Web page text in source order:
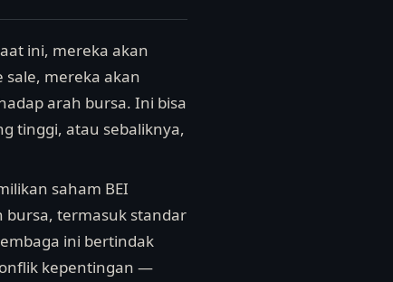
ini, mereka akan
mereka akan
arah bursa. Ini bisa
tinggi, atau sebaliknya,
saham BEI
bursa, termasuk standar
ini bertindak
kepentingan —